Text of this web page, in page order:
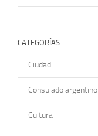
CATEGORÍAS
Ciudad
Consulado argentino
Cultura